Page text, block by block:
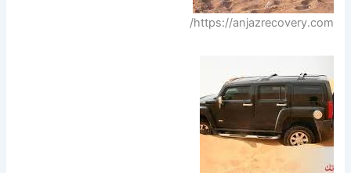
https://anjazrecovery.com/